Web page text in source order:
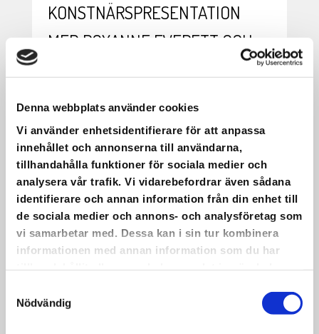
Denna webbplats använder cookies
Vi använder enhetsidentifierare för att anpassa
innehållet och annonserna till användarna,
tillhandahålla funktioner för sociala medier och
analysera vår trafik. Vi vidarebefordrar även sådana
identifierare och annan information från din enhet till
de sociala medier och annons- och analysföretag som
vi samarbetar med. Dessa kan i sin tur kombinera
informationen med annan information som du har
Nödvändig
KONSTNÄRSPRESENTATION
MED ROXANNE EVERETT OCH
konstnärspresentation med Roxanne
Everett och Trapper Robbins, våra nu
boende konstnärer i Folkes Ateljé.
Bägge två kommer från USA så
presentationen kommer att vara på
engelska.
Från kl. 08.30 – 10.00 samma dag är det
också våfflor som vanligt.
•
Varmt välkomna!